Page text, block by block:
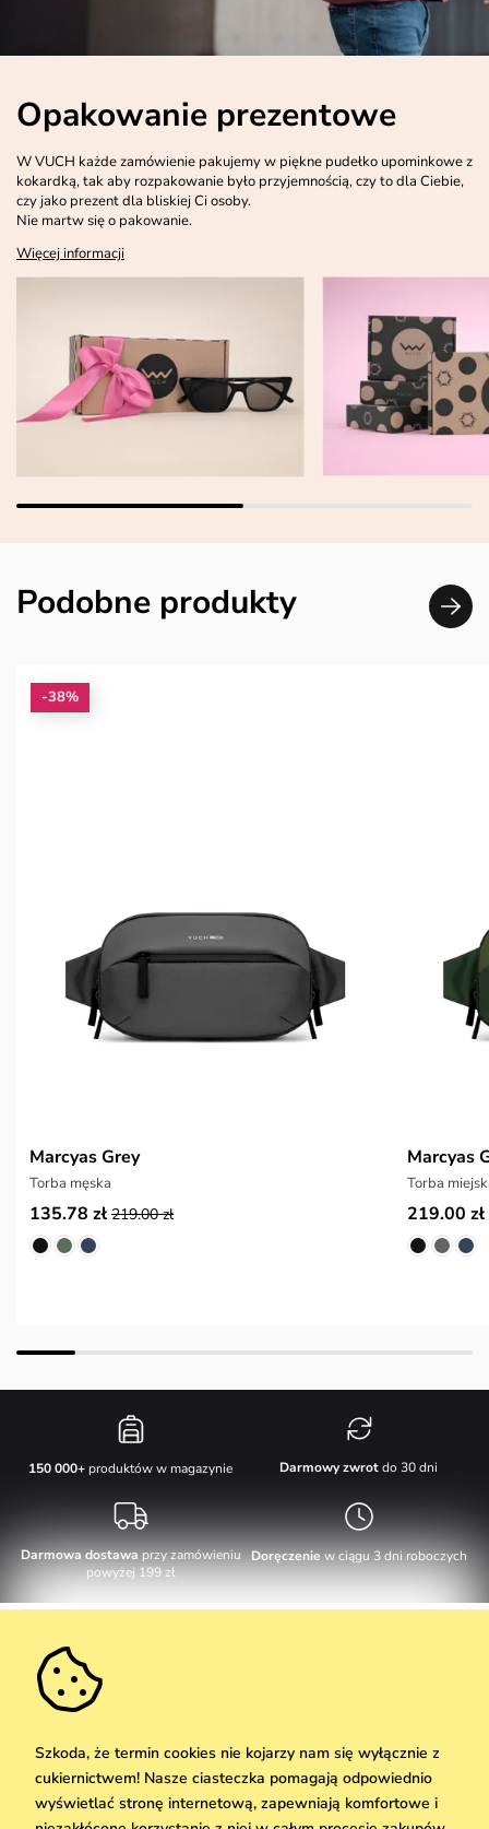
Opakowanie prezentowe
W VUCH każde zamówienie pakujemy w piękne pudełko upominkowe z
kokardką, tak aby rozpakowanie było przyjemnością, czy to dla Ciebie,
czy jako prezent dla bliskiej Ci osoby.
Nie martw się o pakowanie.
Więcej informacji
Podobne produkty
-38%
Marcyas Grey
Torba męska
135.78 zł 219.00 zł
Marcyas
Torba
219.00 zł
150 000+ produktów w magazynie Darmowy zwrotdo 30 dni
Darmowa dostawaprzy zamówieniu
powyżej 199 zł
Doręczeniew ciągu 3 dni roboczych
W dni robocze Pn-Pt: 8-17h
info@vuch.pl
+48 17 283 29 55
Informacje o zakupie
Kontakt
Najczęściej zadawane pytania
Materiały i pielęgnacja
Dostawa i płatność
O nas
Kariera
Nie możesz zaprzepaścić takiej okazji!
Nowości
Zniżki Okazja
Szkoda, że termin cookies nie kojarzy nam się wyłącznie z
cukiernictwem! Nasze ciasteczka pomagają odpowiednio
wyświetlać stronę internetową, zapewniają komfortowe i